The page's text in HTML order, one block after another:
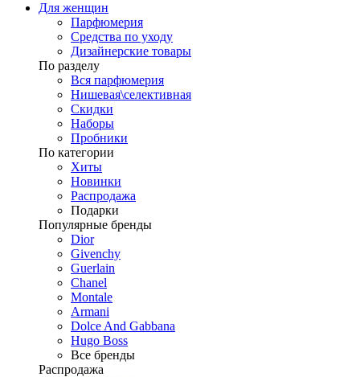
Для женщин
Парфюмерия
Средства по уходу
Дизайнерские товары
По разделу
Вся парфюмерия
Нишевая\селективная
Скидки
Наборы
Пробники
По категории
Хиты
Новинки
Распродажа
Подарки
Популярные бренды
Dior
Givenchy
Guerlain
Chanel
Montale
Armani
Dolce And Gabbana
Hugo Boss
Все бренды
Распродажа